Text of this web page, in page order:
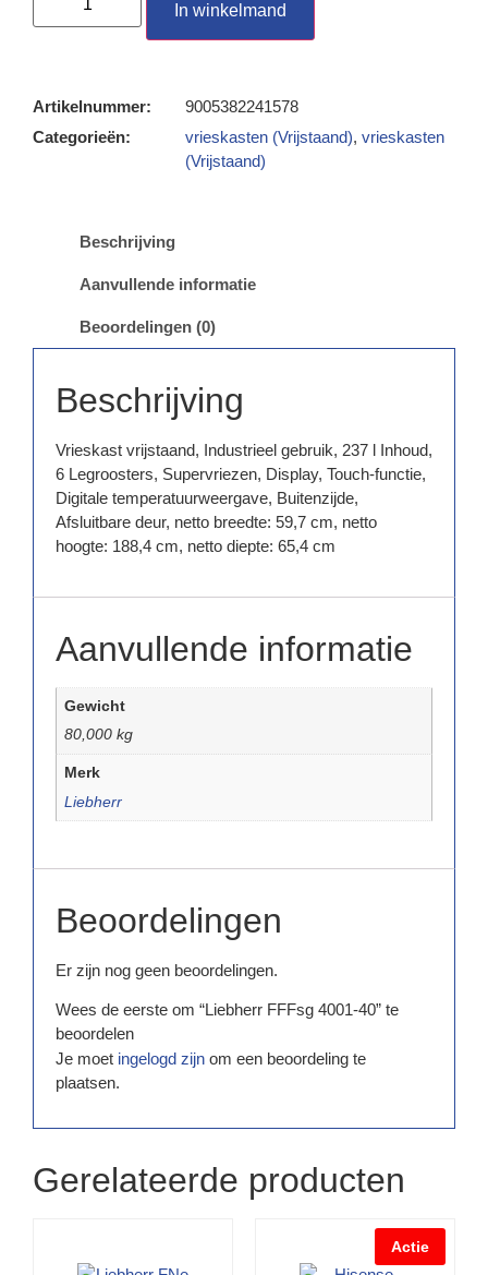
In winkelmand
Artikelnummer:
9005382241578
Categorieën:
vrieskasten (Vrijstaand), vrieskasten
(Vrijstaand)
Beschrijving
Aanvullende informatie
Beoordelingen (0)
Beschrijving
Vrieskast vrijstaand, Industrieel gebruik, 237 l Inhoud,
6 Legroosters, Supervriezen, Display, Touch-functie,
Digitale temperatuurweergave, Buitenzijde,
Afsluitbare deur, netto breedte: 59,7 cm, netto
hoogte: 188,4 cm, netto diepte: 65,4 cm
Aanvullende informatie
Gewicht
80,000 kg
Merk
Liebherr
Beoordelingen
Er zijn nog geen beoordelingen.
Wees de eerste om “Liebherr FFFsg 4001-40” te
beoordelen
Je moet ingelogd zijn om een beoordeling te
plaatsen.
Gerelateerde producten
Actie